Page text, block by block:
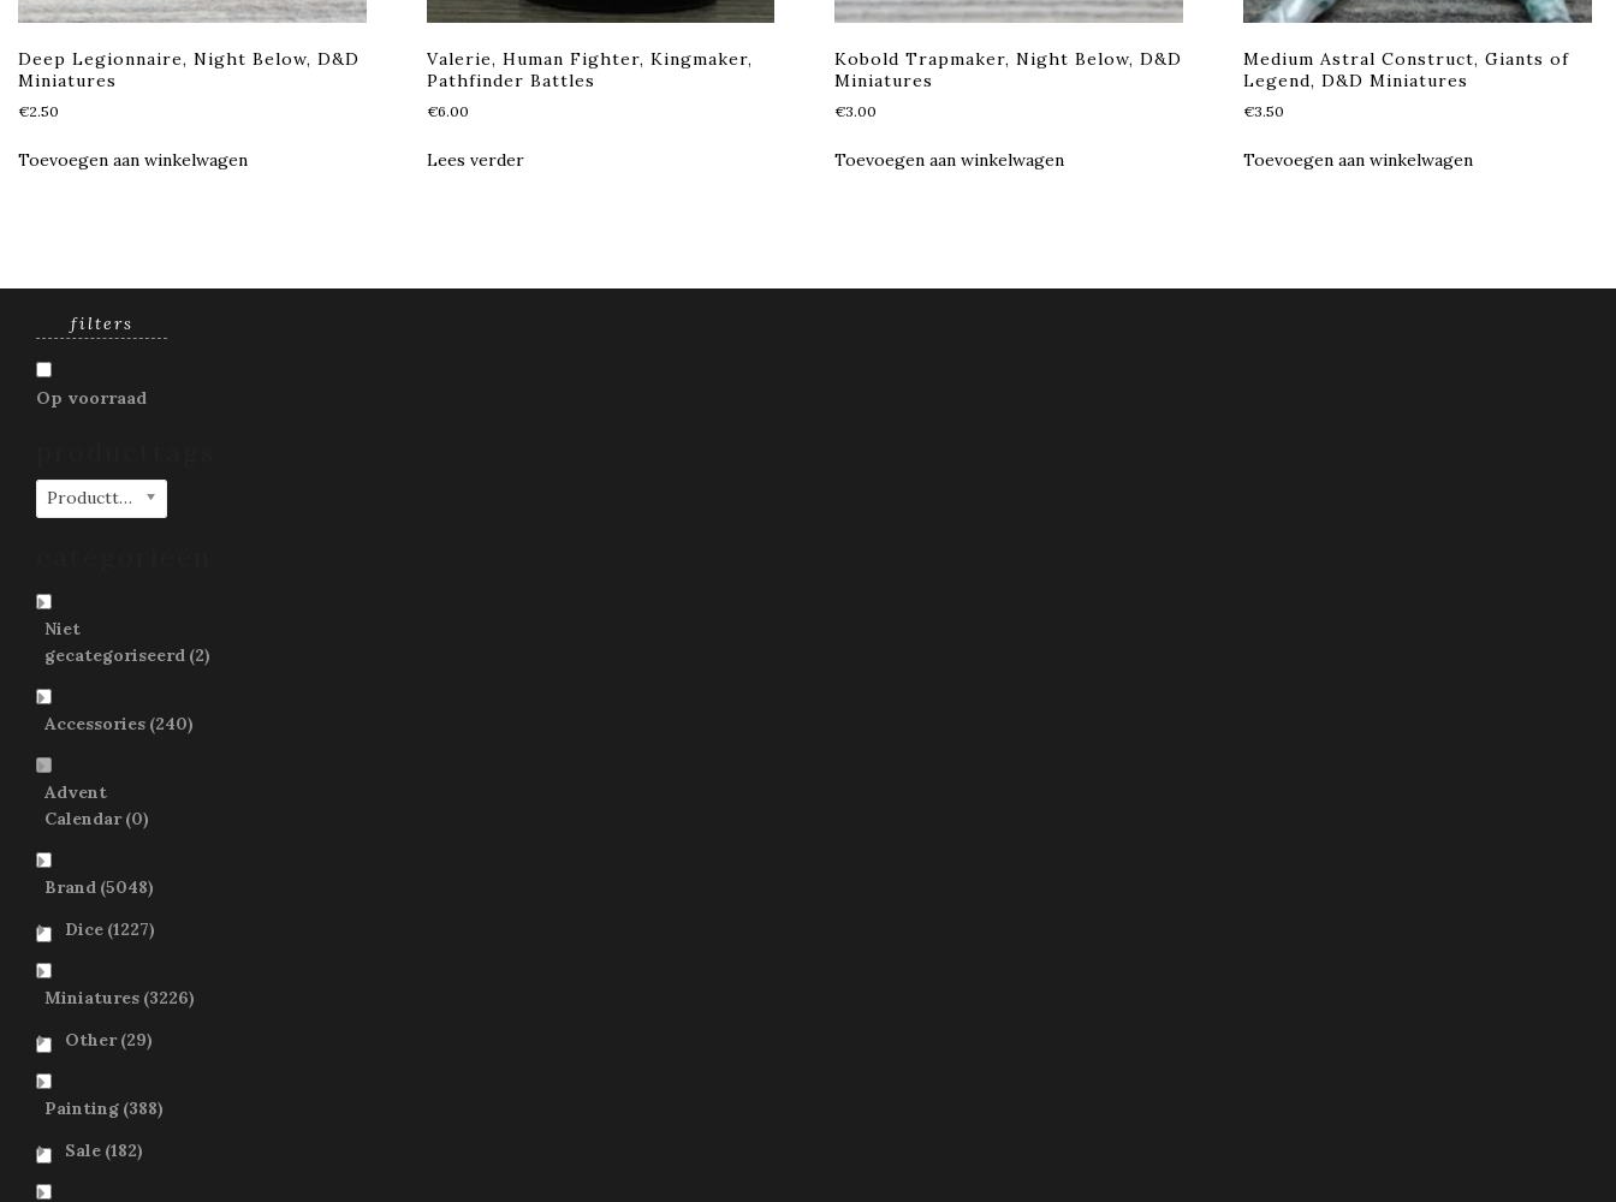
Deep Legionnaire, Night Below, D&D
Miniatures
€2.50
Toevoegen aan winkelwagen
Valerie, Human Fighter, Kingmaker,
Pathfinder Battles
€6.00
Lees verder
Kobold Trapmaker, Night Below, D&D
Miniatures
€3.00
Toevoegen aan winkelwagen
Medium Astral Construct, Giants of
Legend, D&D Miniatures
€3.50
Toevoegen aan winkelwagen
filters
Op voorraad
Producttags
Niet
gecategoriseerd (2)
Accessories (240)
Advent
Calendar (0)
Brand (5048)
Dice (1227)
Miniatures (3226)
Other (29)
Painting (388)
Sale (182)